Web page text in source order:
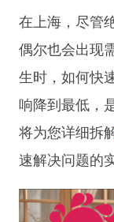
在上海，尽管
偶尔也会出现
生时，如何快
响降到最低，
将为您详细拆
速解决问题的